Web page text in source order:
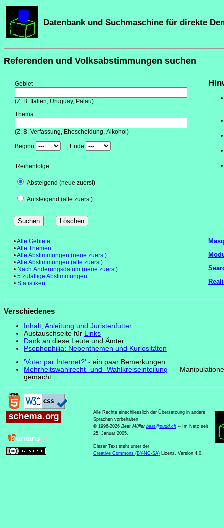
Datenbank und Suchmaschine für direkte
Referenden und Volksabstimmungen suchen
Gebiet
(Z. B. Italien, Uruguay, Palau)
Thema
(Z. B. Verfassung, Ehescheidung, Alkohol)
Beginn Ende
Reihenfolge
Absteigend (neue zuerst)
Aufsteigend (alte zuerst)
•Alle Gebiete
•Alle Themen
•Alle Abstimmungen (neue zuerst)
•Alle Abstimmungen (alte zuerst)
• Nach Änderungsdatum (neue zuerst)
• 5 zufällige Abstimmungen
• Statistiken
Verschiedenes
Inhalt, Anleitung und Juristenfutter
Austauschseite für Links
Dank an diese Leute und Ämter
Psephophilia: Nebenthemen und Kuriositäten
'Voter par Internet?' - ein paar Bemerkungen
Mehrheitswahlrecht und Wahlkreiseinteilung -
gemacht
Alle Rechte einschliesslich der Übersetzung in andere
Sprachen vorbehalten
© 1996-2026 Beat Müller beat@sudd.ch -- Im Netz seit
25. Januar 2005.
Dieser Text steht unter der
Creative Commons (BY-NC-SA) Lizenz, Version 4.0.